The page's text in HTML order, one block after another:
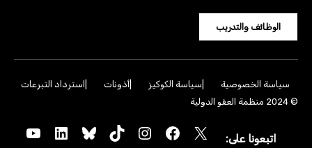
الوظائف والتدريب
سياسة الخصوصية سياسة الكوكيز أذونات
استرداد التبرعات
© 2024 منظمة العفو الدولية
اتبعونا على: X
Facebook
Instagram
TikTok
Bluesky
LinkedIn
YouTube